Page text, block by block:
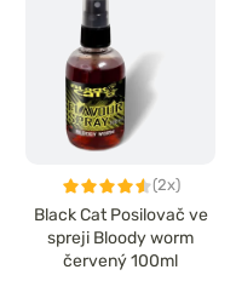
(2x)
Black Cat Posilovač ve
spreji Bloody worm
červený 100ml